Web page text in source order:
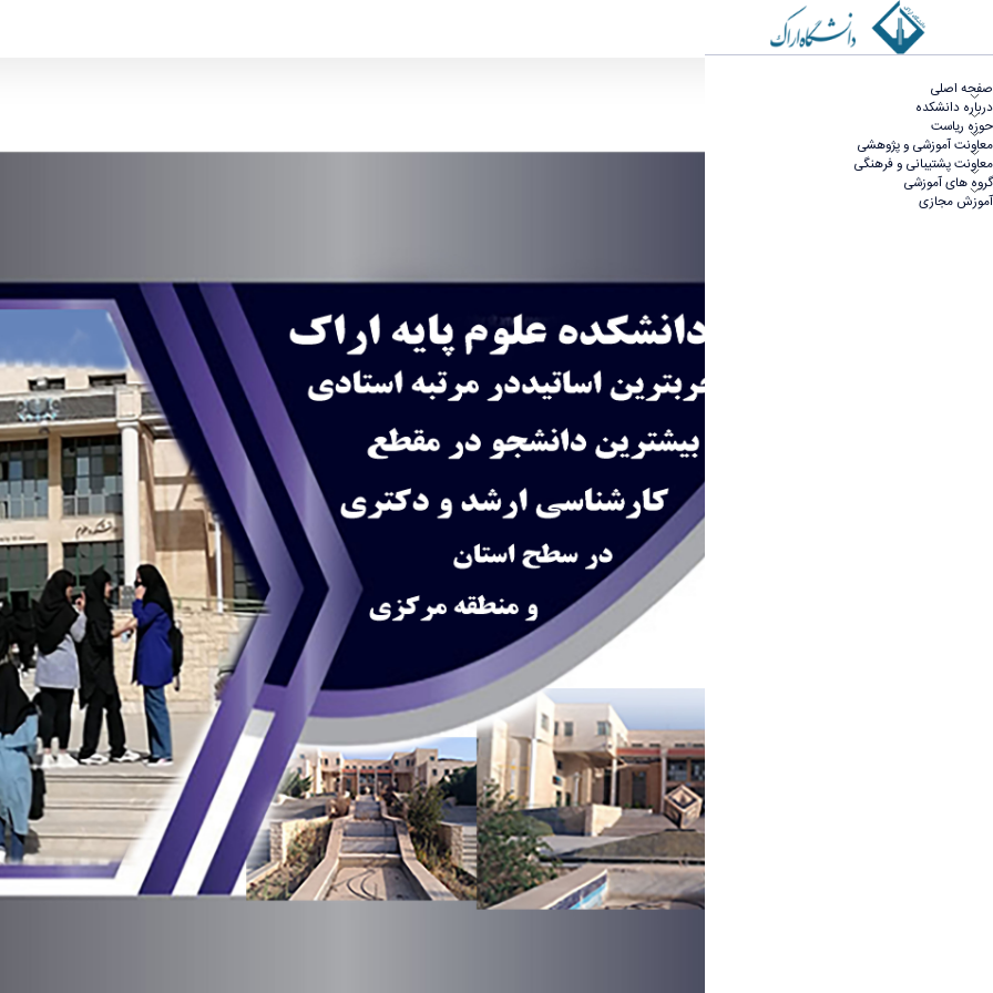
صفحه اصلی
درباره دانشکده
حوزه ریاست
معاونت آموزشی و پژوهشی
معاونت پشتیبانی و فرهنگی
گروه های آموزشی
آموزش مجازی